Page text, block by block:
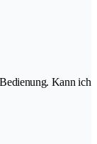
Kann ich